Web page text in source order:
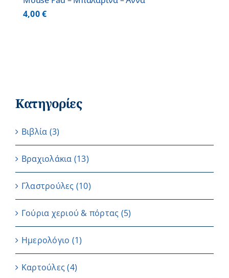
4,00€
Κατηγορίες
Βιβλία (3)
Βραχιολάκια (13)
Γλαστρούλες (10)
Γούρια χεριού & πόρτας (5)
Ημερολόγιο (1)
Καρτούλες (4)